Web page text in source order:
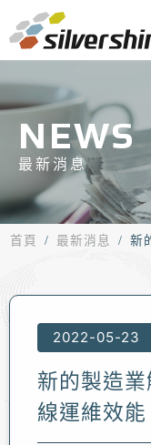
NEWS
最新消息
首頁 最新消息 新
2022-05-23
新的製造
線運維效能